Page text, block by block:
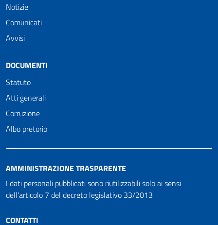
Notizie
Comunicati
Avvisi
DOCUMENTI
Statuto
Atti generali
Corruzione
Albo pretorio
AMMINISTRAZIONE TRASPARENTE
I dati personali pubblicati sono riutilizzabili solo ai sensi
dell'articolo 7 del decreto legislativo 33/2013
CONTATTI